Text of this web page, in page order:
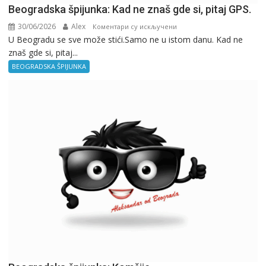
Beogradska špijunka: Kad ne znaš gde si, pitaj GPS.
30/06/2026 Alex Коментари су искључени
Beogradska
U Beogradu se sve može stići.Samo ne u istom danu. Kad ne
znaš gde si, pitaj...
BEOGRADSKA ŠPIJUNKA